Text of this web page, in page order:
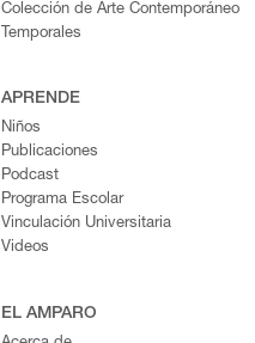
Colección de Arte Contemporáneo
Temporales
APRENDE
Niños
Publicaciones
Podcast
Programa Escolar
Vinculación Universitaria
Videos
EL AMPARO